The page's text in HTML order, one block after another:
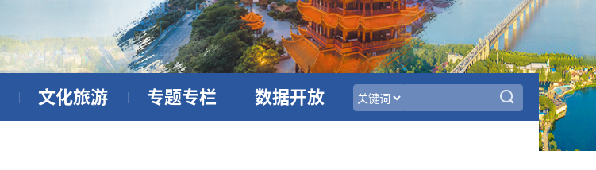
文化旅游 专题专栏 数据开放